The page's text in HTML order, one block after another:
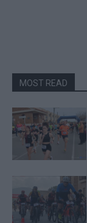
MOST READ